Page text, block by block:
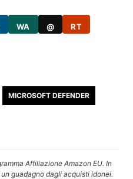
WA @ RT
MICROSOFT DEFENDER
Affiliazione Amazon EU. In
guadagno dagli acquisti idonei.